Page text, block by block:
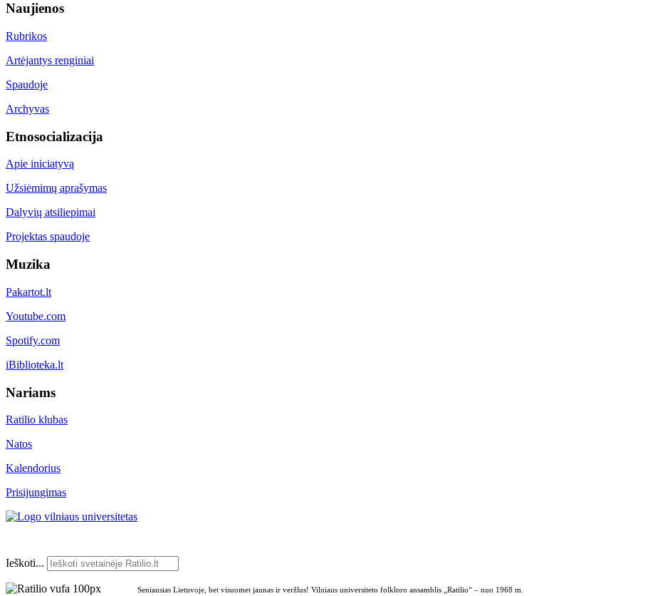
Naujienos
Rubrikos
Artėjantys renginiai
Spaudoje
Archyvas
Etnosocializacija
Apie iniciatyvą
Užsiėmimų aprašymas
Dalyvių atsiliepimai
Projektas spaudoje
Muzika
Pakartot.lt
Youtube.com
Spotify.com
iBiblioteka.lt
Nariams
Ratilio klubas
Natos
Kalendorius
Prisijungimas
Ieškoti...
Seniausias Lietuvoje, bet visuomet jaunas ir veržlus! Vilniaus universiteto folkloro ansamblis „Ratilio“ – nuo 1968 m.